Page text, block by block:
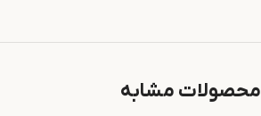
محصولات مشابه